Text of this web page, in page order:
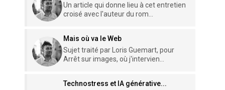
Un article qui donne lieu à cet entretien
croisé avec l'auteur du rom...
Mais où va le Web
Sujet traité par Loris Guemart, pour
Arrêt sur images, où j'intervien...
Technostress et IA générative...